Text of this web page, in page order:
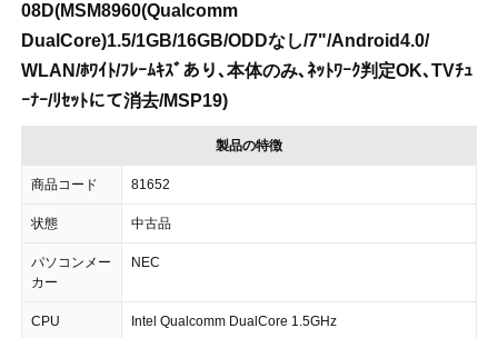
08D(MSM8960(Qualcomm
DualCore)1.5/1GB/16GB/ODDなし/7"/Android4.0/
WLAN/ﾎﾜｲﾄ/ﾌﾚｰﾑｷｽﾞあり､本体のみ､ﾈｯﾄﾜｰｸ判定OK､TVﾁｭ
ｰﾅｰ/ﾘｾｯﾄにて消去/MSP19)
製品の特徴
商品コード 81652
状態 中古品
パソコンメー
カー
NEC
CPU Intel Qualcomm DualCore 1.5GHz